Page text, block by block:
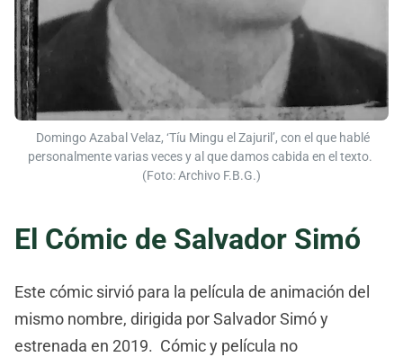
Domingo Azabal Velaz, ‘Tíu Mingu el Zajuril’, con el que hablé
personalmente varias veces y al que damos cabida en el texto.
(Foto: Archivo F.B.G.)
El Cómic de Salvador Simó
Este cómic sirvió para la película de animación del
mismo nombre, dirigida por Salvador Simó y
estrenada en 2019. Cómic y película no